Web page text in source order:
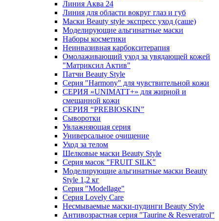
Линия Аква 24
Линия для области вокруг глаз и губ
Маски Beauty style экспресс уход (саше)
Моделирующие альгинатные маски
Наборы косметики
Неинвазивная карбокситерапия
Омолаживающий уход за увядающей кожей
"Матриксил Актив"
Патчи Beauty Style
Серия "Harmony" для чувствительной кожи
СЕРИЯ «UNIMATT+» для жирной и
смешанной кожи
СЕРИЯ “PREBIOSKIN”
Сыворотки
Увлажняющая серия
Универсальное очищение
Уход за телом
Шелковые маски Beauty Style
Серия масок "FRUIT SILK"
Моделирующие альгинатные маски Beauty
Style 1,2 кг
Серия "Modellage"
Cерия Lovely Care
Несмываемые маски-пудинги Beauty Style
Антивозрастная серия "Taurine & Resveratrol"